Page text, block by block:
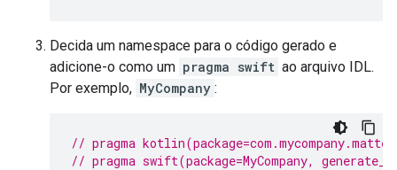
Decida um namespace para o código gerado e
adicione-o como um pragma swift ao arquivo IDL.
Por exemplo, MyCompany :
// pragma
// pragma swift(package=MyCompany,